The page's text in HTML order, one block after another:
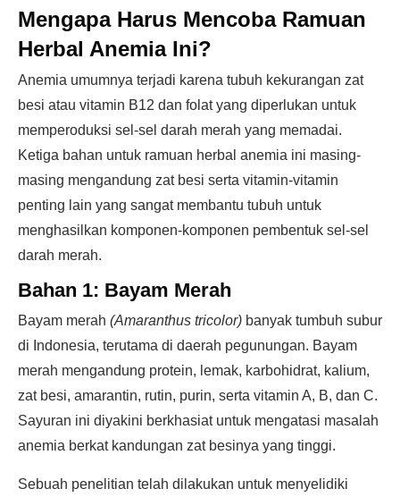
Mengapa Harus Mencoba Ramuan
Herbal Anemia Ini?
Anemia umumnya terjadi karena tubuh kekurangan zat
besi atau vitamin B12 dan folat yang diperlukan untuk
memperoduksi sel-sel darah merah yang memadai.
Ketiga bahan untuk ramuan herbal anemia ini masing-
masing mengandung zat besi serta vitamin-vitamin
penting lain yang sangat membantu tubuh untuk
menghasilkan komponen-komponen pembentuk sel-sel
darah merah.
Bahan 1: Bayam Merah
Bayam merah (Amaranthus tricolor) banyak tumbuh subur
di Indonesia, terutama di daerah pegunungan. Bayam
merah mengandung protein, lemak, karbohidrat, kalium,
zat besi, amarantin, rutin, purin, serta vitamin A, B, dan C.
Sayuran ini diyakini berkhasiat untuk mengatasi masalah
anemia berkat kandungan zat besinya yang tinggi.
Sebuah penelitian telah dilakukan untuk menyelidiki